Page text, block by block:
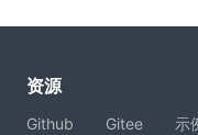
资源
Github Gitee 示